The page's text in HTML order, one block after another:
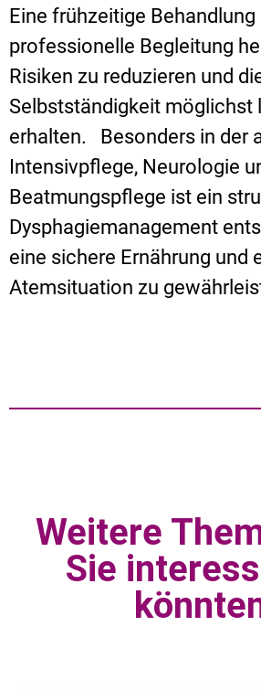
Eine frühzeitige Behandlung
professionelle Begleitung
Risiken zu reduzieren und
Selbstständigkeit möglichst
erhalten.
Besonders in der
Intensivpflege, Neurologie
Beatmungspflege ist ein
Dysphagiemanagement
eine sichere Ernährung und
Atemsituation zu
Weitere
Sie